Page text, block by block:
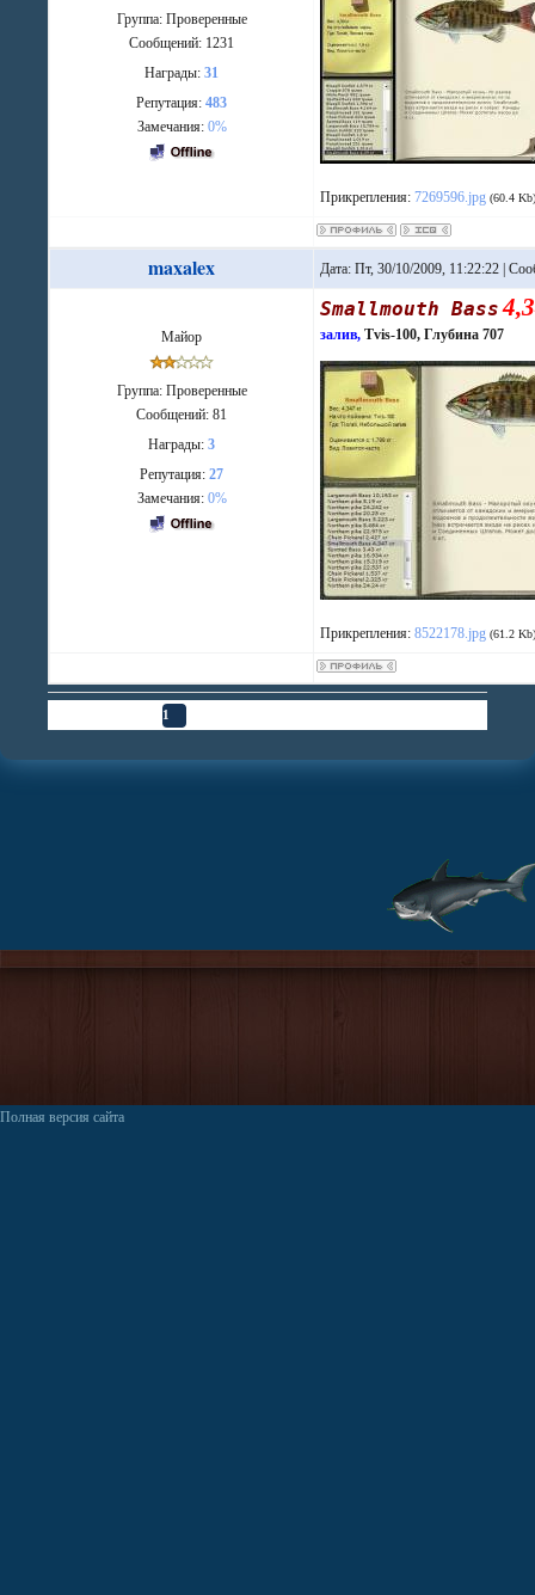
Группа: Проверенные
Сообщений: 1231
Награды:31
Репутация:483
Замечания: 0%
Прикрепления:7269596.jpg (60.4
maxalex Дата: Пт, 30/10/2009, 11:22:22 |
Майор
Группа: Проверенные
Сообщений:81
Награды:3
Репутация:27
Замечания: 0%
Smallmouth Bass
залив, Tvis-100, Глубина 707
Прикрепления:8522178.jpg (61.2
1
Полная версия сайта